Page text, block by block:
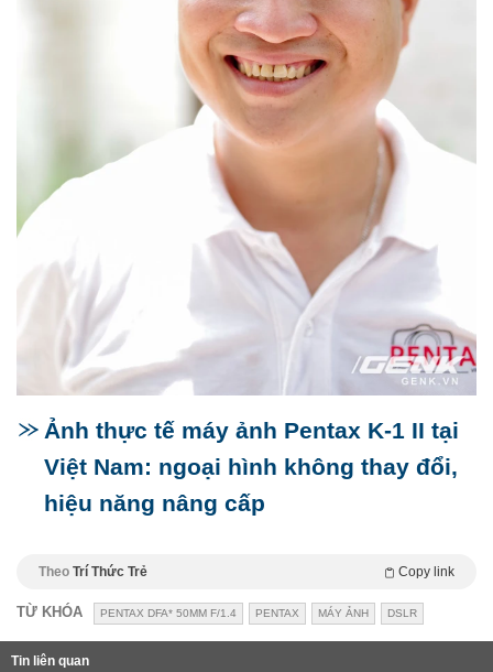
Ảnh thực tế máy ảnh Pentax K-1 II tại
Việt Nam: ngoại hình không thay đổi,
hiệu năng nâng cấp
Theo Trí Thức Trẻ Copy link
TỪ KHÓA PENTAX DFA* 50MM F/1.4 PENTAX MÁY ẢNH DSLR
Tin liên quan